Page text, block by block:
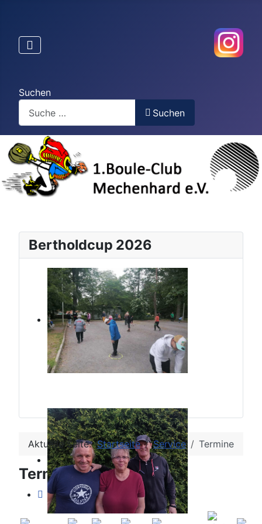
Suchen
Suchen
Bertholdcup 2026
Aktuelle Seite:Startseite Service Termine
Terminkalender